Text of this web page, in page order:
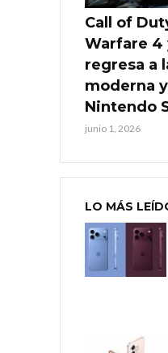
Call of
Warfare 4
regresa a
moderna
Nintendo
junio 1, 2026
LO MÁS